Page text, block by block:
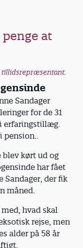
at
tillidsrepræsentant.
Sandager
for de 31
erfaringstillæg.
pension..
blev kørt ud og
har fået
Sandager, der fik
måned.
hvad skal
rejse, men
alder på 58 år